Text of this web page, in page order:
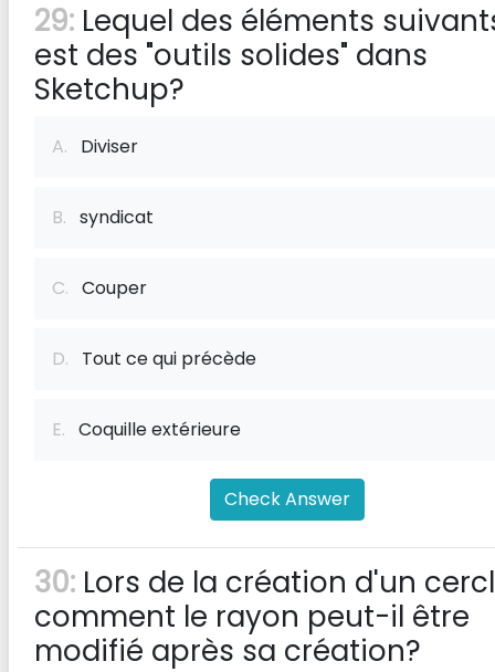
29: Lequel des éléments
est des "outils solides" dans
Sketchup?
A. Diviser
B. syndicat
C. Couper
D. Tout ce qui précède
E. Coquille extérieure
Check Answer
30: Lors de la création d'un
comment le rayon peut-il être
modifié après sa création?